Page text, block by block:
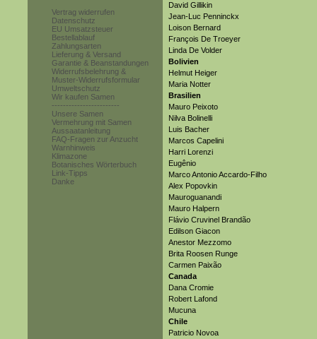
Vertrag widerrufen
Datenschutz
EU Umsatzsteuer
Bestellablauf
Zahlungsarten
Lieferung & Versand
Garantie & Beanstandungen
Widerrufsbelehrung &
Muster-Widerrufsformular
Umweltschutz
Wir kaufen Samen
------------------------
Unsere Samen
Vermehrung mit Samen
Aussaatanleitung
FAQ-Fragen zur Anzucht
Warnhinweis
Klimazone
Botanisches Wörterbuch
Link-Tipps
Danke
David Gillikin
Jean-Luc Penninckx
Loison Bernard
François De Troeyer
Linda De Volder
Bolivien
Helmut Heiger
Maria Notter
Brasilien
Mauro Peixoto
Nilva Bolinelli
Luis Bacher
Marcos Capelini
Harri Lorenzi
Eugênio
Marco Antonio Accardo-Filho
Alex Popovkin
Mauroguanandi
Mauro Halpern
Flávio Cruvinel Brandão
Edilson Giacon
Anestor Mezzomo
Brita Roosen Runge
Carmen Paixão
Canada
Dana Cromie
Robert Lafond
Mucuna
Chile
Patricio Novoa